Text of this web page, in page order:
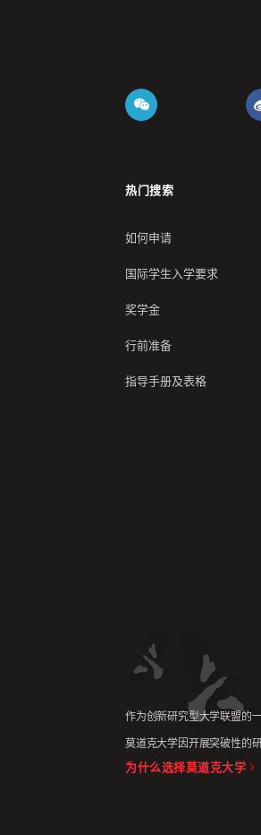
热门搜索
如何申请
国际学生入学要求
奖学金
行前准备
指导手册及表格
作为创新研究型大学联盟的
莫道克大学因开展突破性的
为什么选择莫道克大学